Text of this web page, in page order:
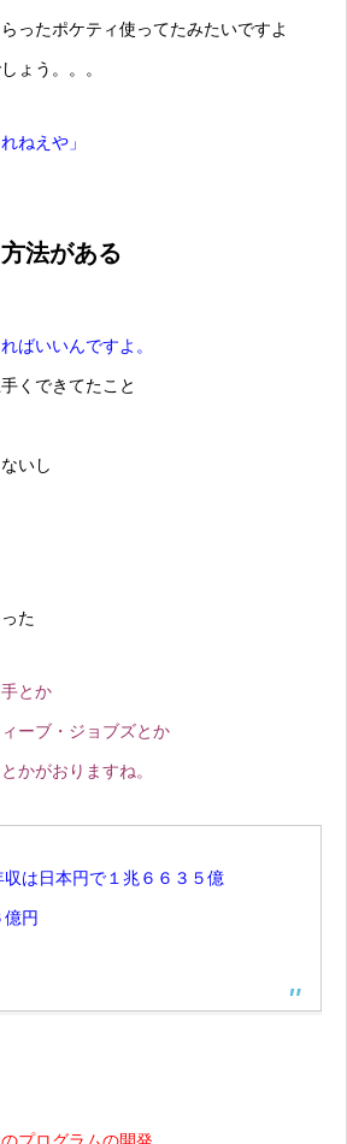
ったポケティ使ってたみたいですよ
ょう。。。
ねえや」
法がある
ばいいんですよ。
くできてたこと
いし
た
とか
ーブ・ジョブズとか
かがおりますね。
収は日本円で１兆６６３５億
億円
プログラムの開発